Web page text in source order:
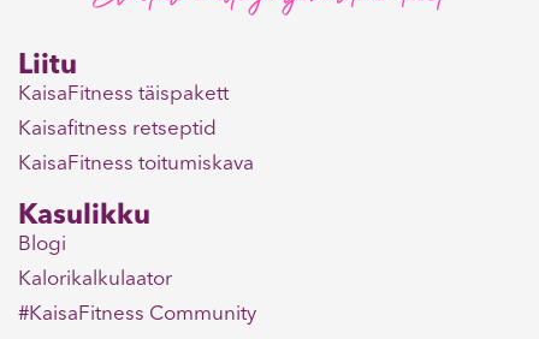
Liitu
KaisaFitness täispakett
Kaisafitness retseptid
KaisaFitness toitumiskava
Kasulikku
Blogi
Kalorikalkulaator
#KaisaFitness Community